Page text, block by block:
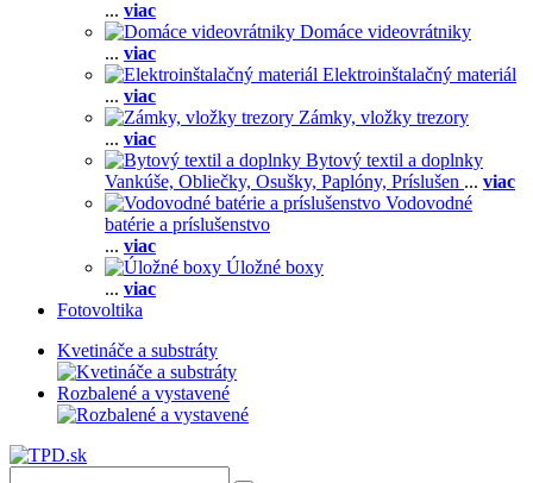
... viac
Domáce videovrátniky
... viac
Elektroinštalačný materiál
... viac
Zámky, vložky trezory
... viac
Bytový textil a doplnky
Vankúše, Obliečky, Osušky, Paplóny, Príslušen ... viac
Vodovodné
batérie a príslušenstvo
... viac
Úložné boxy
... viac
Fotovoltika
Kvetináče a substráty
Rozbalené a vystavené